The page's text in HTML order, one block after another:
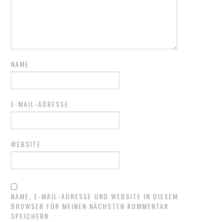
NAME
E-MAIL-ADRESSE
WEBSITE
NAME, E-MAIL-ADRESSE UND WEBSITE IN DIESEM
BROWSER FÜR MEINEN NÄCHSTEN KOMMENTAR
SPEICHERN.